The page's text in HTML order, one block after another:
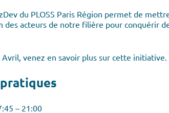
du PLOSS Paris Région permet de
des acteurs de notre filière pour conquérir
venez en savoir plus sur cette initiative.
– 21:00